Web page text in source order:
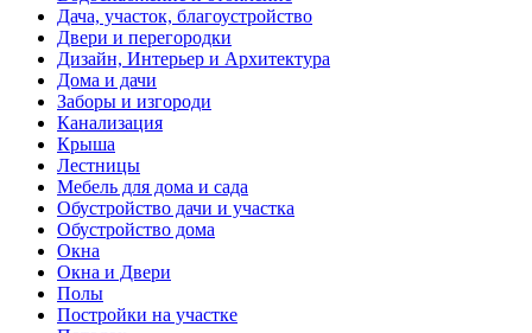
Дача, участок, благоустройство
Двери и перегородки
Дизайн, Интерьер и Архитектура
Дома и дачи
Заборы и изгороди
Канализация
Крыша
Лестницы
Мебель для дома и сада
Обустройство дачи и участка
Обустройство дома
Окна
Окна и Двери
Полы
Постройки на участке